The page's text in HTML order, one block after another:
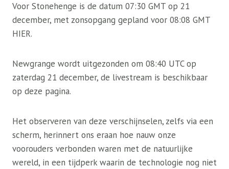
Voor Stonehenge is de datum 07:30 GMT op 21
december, met zonsopgang gepland voor 08:08 GMT
HIER.
Newgrange wordt uitgezonden om 08:40 UTC op
zaterdag 21 december, de livestream is beschikbaar
op deze pagina.
Het observeren van deze verschijnselen, zelfs via een
scherm, herinnert ons eraan hoe nauw onze
voorouders verbonden waren met de natuurlijke
wereld, in een tijdperk waarin de technologie nog niet